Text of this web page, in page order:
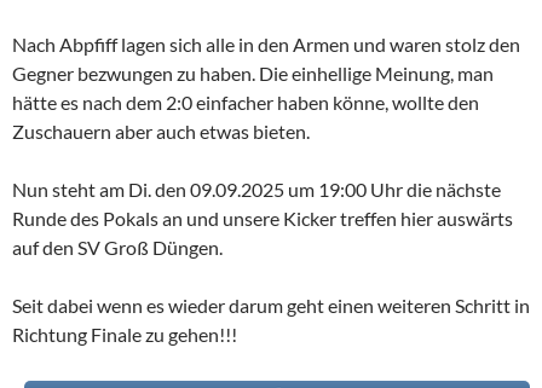
Nach Abpfiff lagen sich alle in den Armen und waren stolz den
Gegner bezwungen zu haben. Die einhellige Meinung, man
hätte es nach dem 2:0 einfacher haben könne, wollte den
Zuschauern aber auch etwas bieten.
Nun steht am Di. den 09.09.2025 um 19:00 Uhr die nächste
Runde des Pokals an und unsere Kicker treffen hier auswärts
auf den SV Groß Düngen.
Seit dabei wenn es wieder darum geht einen weiteren Schritt in
Richtung Finale zu gehen!!!